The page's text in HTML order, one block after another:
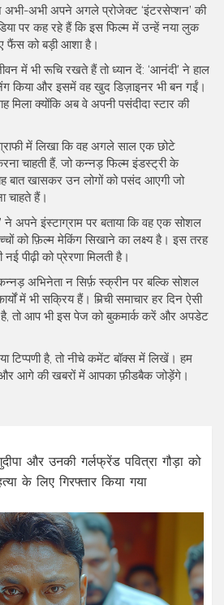
अभी-अभी अपने अगले प्रोजेक्ट ‘इंटरसेप्शन’ की
पर कह रहे हैं कि इस फिल्म में उन्हें नया लुक
फैंस को बड़ी आशा है।
में भी रूचि रखते हैं तो ध्यान दें: ‘आनंदी’ ने हाल
किया और इसमें वह खुद डिज़ाइनर भी बन गईं।
क्योंकि अब वे अपनी पसंदीदा स्टार की
में लिखा कि वह अगले साल एक छोटे
चाहती हैं, जो कन्नड़ फिल्म इंडस्ट्री के
बात खासकर उन लोगों को पसंद आएगी जो
चाहते हैं।
अपने इंस्टाग्राम पर बताया कि वह एक सोशल
को फ़िल्म मेकिंग सिखाने का लक्ष्य है। इस तरह
पीढ़ी को प्रेरणा मिलती है।
अभिनेता न सिर्फ़ स्क्रीन पर बल्कि सोशल
में भी सक्रिय हैं। मिर्‍ची समाचार हर दिन ऐसी
है, तो आप भी इस पेज को बुकमार्क करें और अपडेट
है, तो नीचे कमेंट बॉक्स में लिखें। हम
आगे की खबरों में आपका फ़ीडबैक जोड़ेंगे।
और उनकी गर्लफ्रेंड पवित्रा गौड़ा को
के लिए गिरफ्तार किया गया